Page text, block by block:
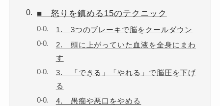
■ 怒りを鎮める15のテクニック
1. 3つのブレーキで脳をクールダウン
2. 頭に上がっていた血液を全身にまわ
す
3. 「できる」「やれる」で脳圧を下げ
る
4. 愚痴や悪口をやめる